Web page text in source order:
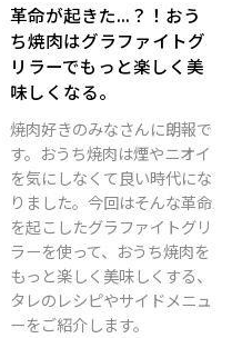
革命が起きた...？！おう
ち焼肉はグラファイトグ
リラーでもっと楽しく美
味しくなる。
焼肉好きのみなさんに朗報で
す。おうち焼肉は煙やニオイ
を気にしなくて良い時代にな
りました。今回はそんな革命
を起こしたグラファイトグリ
ラーを使って、おうち焼肉を
もっと楽しく美味しくする、
タレのレシピやサイドメニュ
ーをご紹介します。